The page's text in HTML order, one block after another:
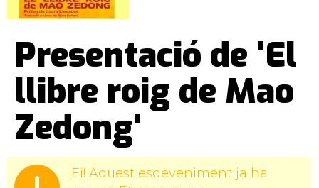
Presentació de 'El
llibre roig de Mao
Zedong'
Ei! Aquest esdeveniment ja ha